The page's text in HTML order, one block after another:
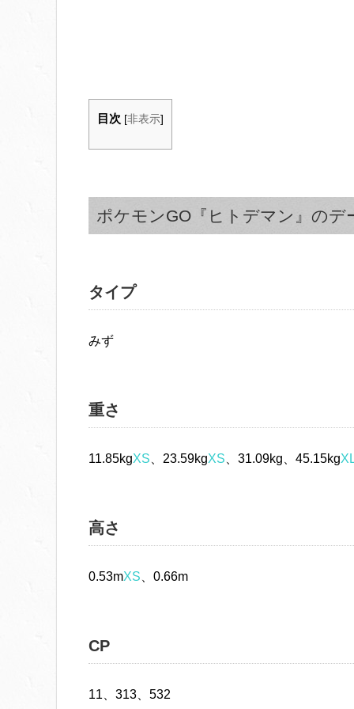
目次 [非表示]
ポケモンGO『ヒトデマン』のデ
タイプ
みず
重さ
11.85kgXS 、23.59kgXS 、31.09kg、45.15kg
高さ
0.53mXS 、0.66m
CP
11、313、532